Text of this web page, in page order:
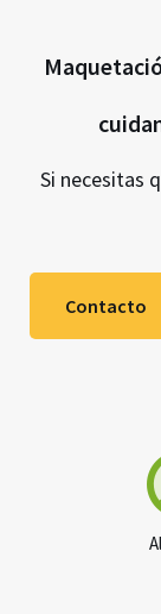
Si necesitas
Contacto